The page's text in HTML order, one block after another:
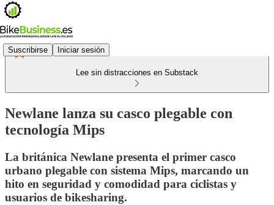
Suscribirse Iniciar sesión
Lee sin distracciones en Substack
Newlane lanza su casco plegable con
tecnología Mips
La británica Newlane presenta el primer casco
urbano plegable con sistema Mips, marcando un
hito en seguridad y comodidad para ciclistas y
usuarios de bikesharing.